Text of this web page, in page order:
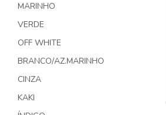
MARINHO
VERDE
OFF WHITE
BRANCO/AZ.MARINHO
CINZA
KAKI